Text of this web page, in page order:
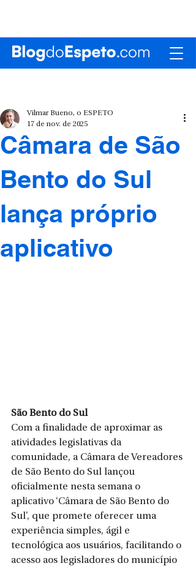
Câmara de São
Bento do Sul
lança próprio
aplicativo
Vilmar Bueno, o ESPETO
17 de nov. de 2025
São Bento do Sul
Com a finalidade de aproximar as
atividades legislativas da
comunidade, a Câmara de Vereadores
de São Bento do Sul lançou
oficialmente nesta semana o
aplicativo ‘Câmara de São Bento do
Sul’, que promete oferecer uma
experiência simples, ágil e
tecnológica aos usuários, facilitando o
acesso aos legisladores do município